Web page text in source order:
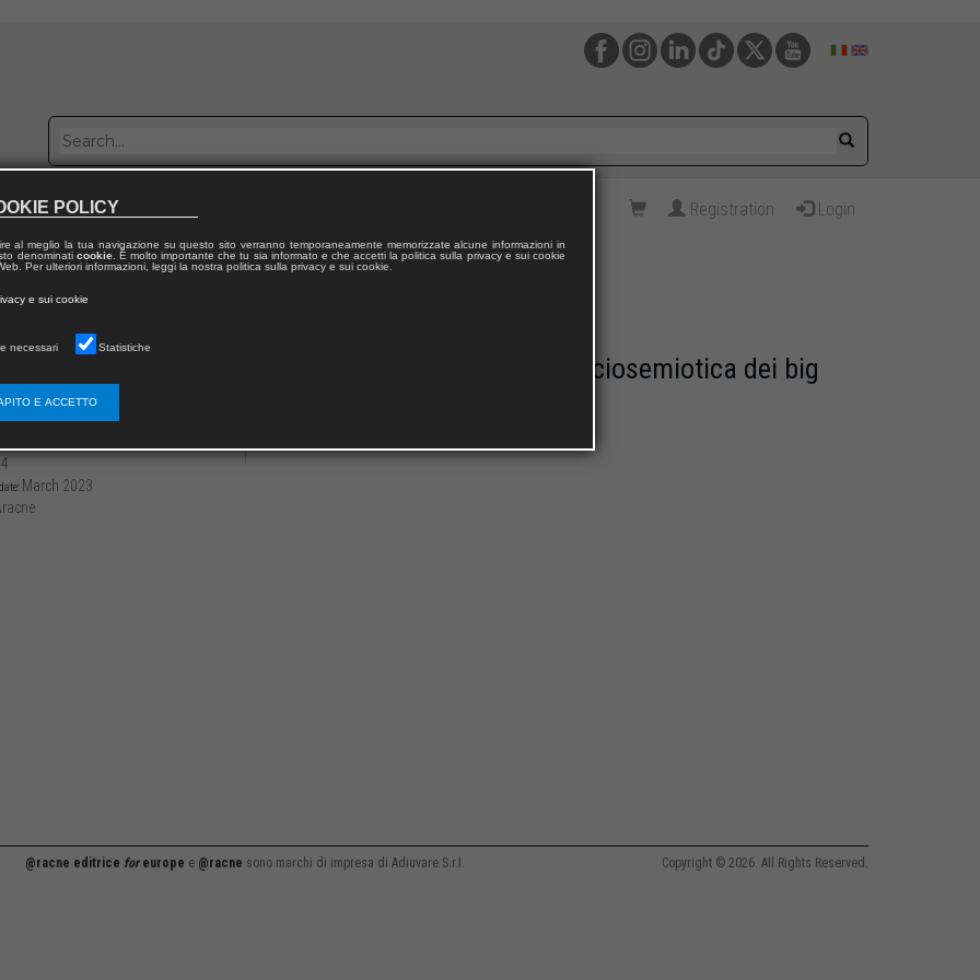
with us Registration Login
del medico nel corso della pandemia. Un’analisi sociosemiotica dei big
da Facebook/Meta
March 2023
@racne editrice foreurope e @racne sono marchi di impresa di Adiuvare S.r.l. Copyright © 2026. All Rights Reserved.
POLICY
al meglio la tua navigazione su questo sito verranno temporaneamente memorizzate alcune informazioni in
denominati cookie. È molto importante che tu sia informato e che accetti la politica sulla privacy e sui cookie
Per ulteriori informazioni, leggi la nostra politica sulla privacy e sui cookie.
e sui cookie
necessari Statistiche
E ACCETTO